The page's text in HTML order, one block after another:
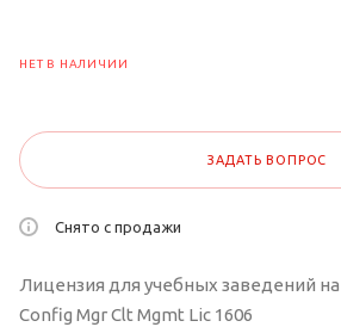
НЕТ В НАЛИЧИИ
ЗАДАТЬ ВОПРОС
Снято с продажи
Лицензия для учебных заведений
Config Mgr Clt Mgmt Lic 1606